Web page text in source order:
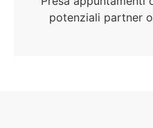
potenziali partner